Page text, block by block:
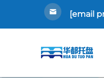
[email